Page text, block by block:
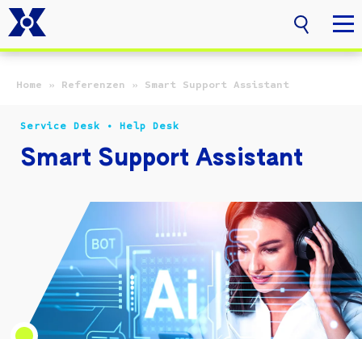
Home » Referenzen » Smart Support Assistant
Smart Support Assistant
Service Desk • Help Desk